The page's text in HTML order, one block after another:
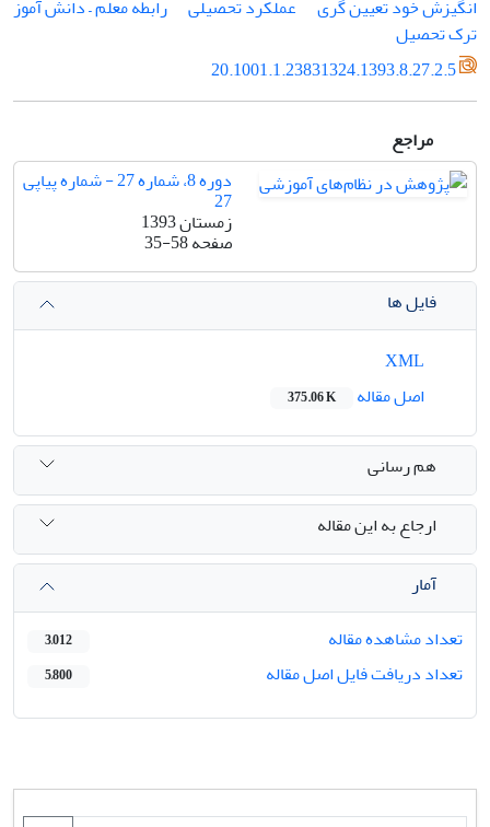
انگیزش خود تعیین گری
عملکرد تحصیلی
رابطه معلم – دانش آموز
ترک تحصیل
20.1001.1.23831324.1393.8.27.2.5
مراجع
دوره 8، شماره 27 - شماره پیاپی
27
زمستان 1393
صفحه35-58
فایل ها
اصل مقاله
375.06 K
هم رسانی
ارجاع به این مقاله
آمار
تعداد مشاهده مقاله
3,012
تعداد دریافت فایل اصل مقاله 5,800